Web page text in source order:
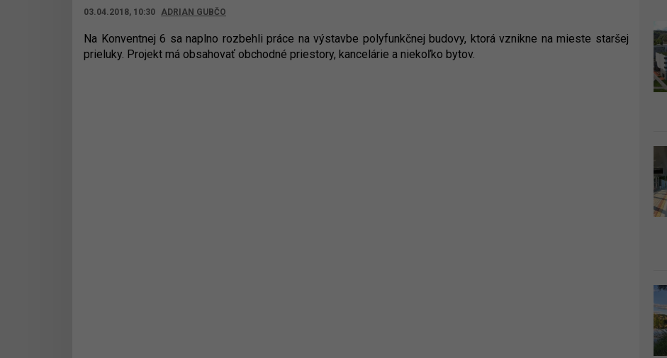
03.04.2018, 10:30 ADRIAN GUBČO
Na Konventnej 6 sa naplno rozbehli práce na výstavbe polyfunkčnej budovy, ktorá vznikne na mieste staršej
prieluky. Projekt má obsahovať obchodné priestory, kancelárie a niekoľko bytov.